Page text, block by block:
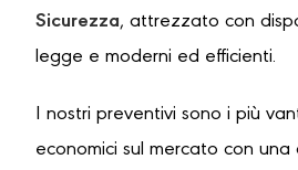
Sicurezza, attrezzato con
legge e moderni ed efficienti.
I nostri preventivi sono i più
economici sul mercato con una